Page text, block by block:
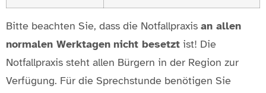
Bitte beachten Sie, dass die Notfallpraxis an allen
normalen Werktagen nicht besetzt ist! Die
Notfallpraxis steht allen Bürgern in der Region zur
Verfügung. Für die Sprechstunde benötigen Sie